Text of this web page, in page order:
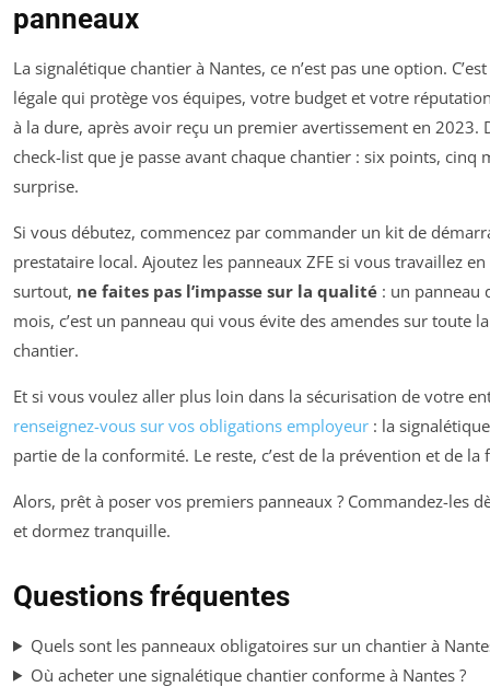
panneaux
La signalétique chantier à Nantes, ce n’est pas une option.
légale qui protège vos équipes, votre budget et votre
à la dure, après avoir reçu un premier avertissement en 2023.
check-list que je passe avant chaque chantier : six points, cinq
surprise.
Si vous débutez, commencez par commander un kit de
prestataire local. Ajoutez les panneaux ZFE si vous travaillez
surtout, ne faites pas l’impasse sur la qualité : un panneau
mois, c’est un panneau qui vous évite des amendes sur toute
chantier.
Et si vous voulez aller plus loin dans la sécurisation de votre
renseignez-vous sur vos obligations employeur : la
partie de la conformité. Le reste, c’est de la prévention et de
Alors, prêt à poser vos premiers panneaux ? Commandez-les
et dormez tranquille.
Questions fréquentes
Quels sont les panneaux obligatoires sur un chantier à
Où acheter une signalétique chantier conforme à Nantes ?